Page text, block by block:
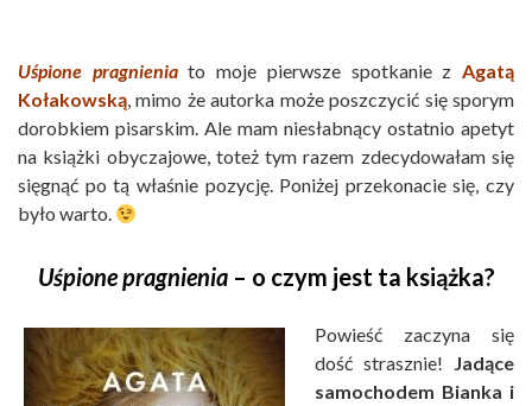
Uśpione pragnieniato moje pierwsze spotkanie zAgatą
Kołakowską, mimo że autorka może poszczycić się sporym
dorobkiem pisarskim. Ale mam niesłabnący ostatnio apetyt
na książki obyczajowe, toteż tym razem zdecydowałam się
sięgnąć po tą właśnie pozycję. Poniżej przekonacie się, czy
było warto.
Uśpione pragnienia– o czym jest ta książka?
Powieść zaczyna się
dość strasznie! Jadące
samochodem Bianka i